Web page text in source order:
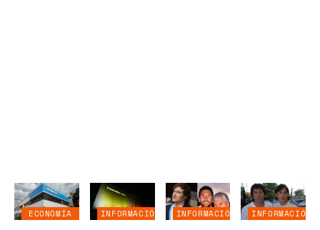
ECONOMÍA
INFORMACIÓN
INFORMACIÓN
INFORMACIÓN